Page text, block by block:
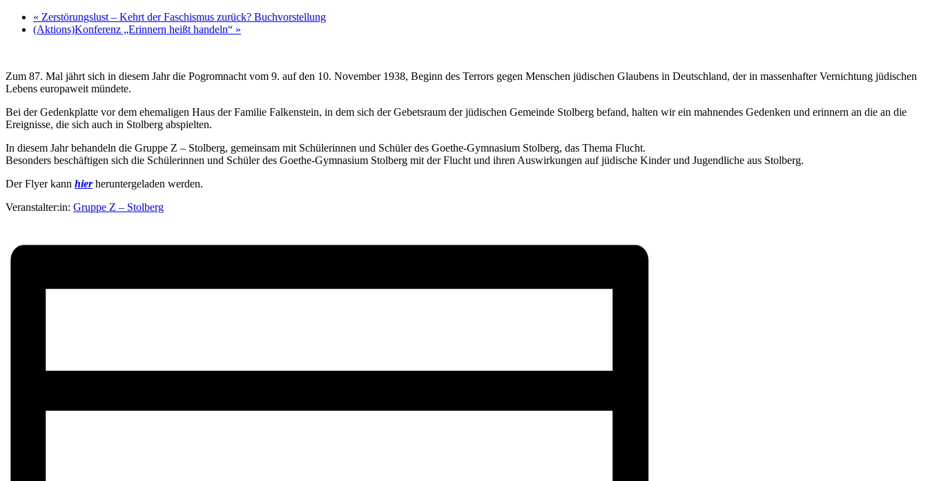
« Zerstörungslust – Kehrt der Faschismus zurück? Buchvorstellung
(Aktions)Konferenz „Erinnern heißt handeln“ »
Zum 87. Mal jährt sich in diesem Jahr die Pogromnacht vom 9. auf den 10. November 1938, Beginn des Terrors gegen Menschen jüdischen Glaubens in Deutschland, der in massenhafter Vernichtung jüdischen
Lebens europaweit mündete.
Bei der Gedenkplatte vor dem ehemaligen Haus der Familie Falkenstein, in dem sich der Gebetsraum der jüdischen Gemeinde Stolberg befand, halten wir ein mahnendes Gedenken und erinnern an die an die
Ereignisse, die sich auch in Stolberg abspielten.
In diesem Jahr behandeln die Gruppe Z – Stolberg, gemeinsam mit Schülerinnen und Schüler des Goethe-Gymnasium Stolberg, das Thema Flucht.
Besonders beschäftigen sich die Schülerinnen und Schüler des Goethe-Gymnasium Stolberg mit der Flucht und ihren Auswirkungen auf jüdische Kinder und Jugendliche aus Stolberg.
Der Flyer kann hierheruntergeladen werden.
Veranstalter:in: Gruppe Z – Stolberg